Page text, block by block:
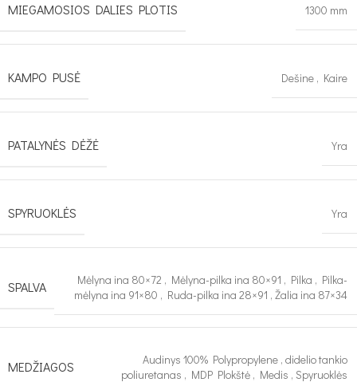
MIEGAMOSIOS DALIES PLOTIS 1300 mm
KAMPO PUSĖ Dešine , Kaire
PATALYNĖS DĖŽĖ Yra
SPYRUOKLĖS Yra
SPALVA Mėlyna ina 80×72 , Mėlyna-pilka ina 80×91 , Pilka , Pilka-
mėlyna ina 91×80 , Ruda-pilka ina 28×91 , Žalia ina 87×34
MEDŽIAGOS Audinys 100% Polypropylene , didelio tankio
poliuretanas , MDP Plokštė , Medis , Spyruoklės